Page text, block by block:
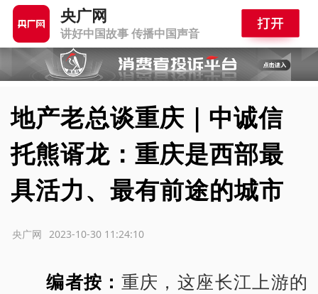
央广网
讲好中国故事 传播中国声音
地产老总谈重庆｜中诚信
托熊谞龙：重庆是西部最
具活力、最有前途的城市
2023-10-30 11:24:10
央广网
编者按： 重庆，这座长江上游的